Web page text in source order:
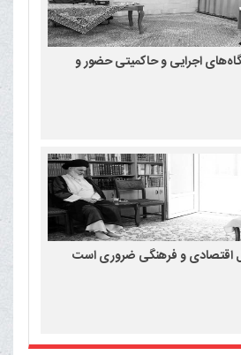
اجرایی و حاکمیتی حضور و
اقتصادی و فرهنگی ضروری است